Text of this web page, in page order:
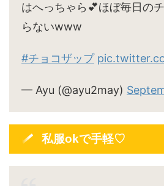
はへっちゃら💕ほぼ毎日の
らないwww
#チョコザップ
— Ayu (@ayu2may)
私服okで手軽♡